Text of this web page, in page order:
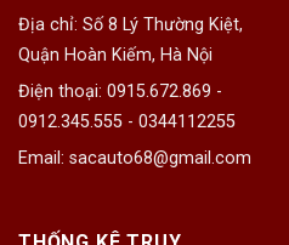
Địa chỉ: Số 8 Lý Thường Kiệt,
Quận Hoàn Kiếm, Hà Nội
Điện thoại: 0915.672.869 -
0912.345.555 - 0344112255
Email: sacauto68@gmail.com